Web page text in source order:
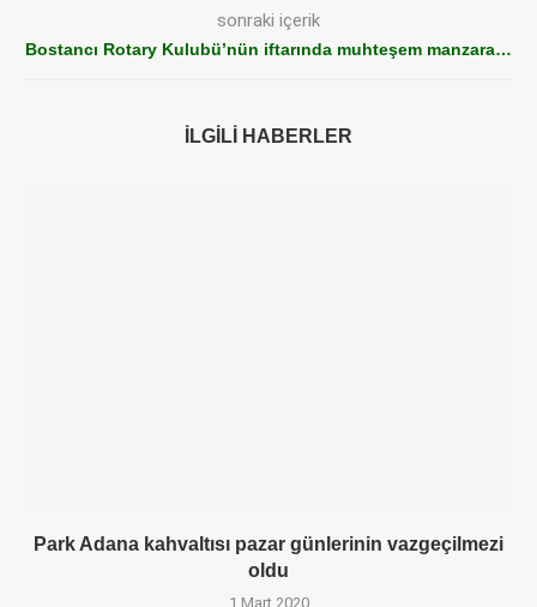
sonraki içerik
Bostancı Rotary Kulubü’nün iftarında muhteşem manzara…
İLGILI HABERLER
Park Adana kahvaltısı pazar günlerinin vazgeçilmezi
oldu
1 Mart 2020